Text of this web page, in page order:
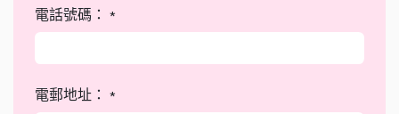
電話號碼： *
電郵地址： *